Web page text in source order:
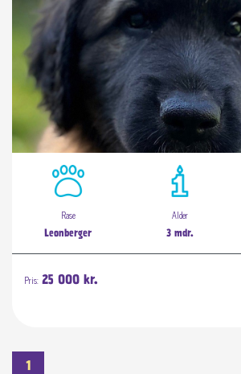
Rase
Leonberger
Alder
3 mdr.
Pris: 25 000 kr.
1